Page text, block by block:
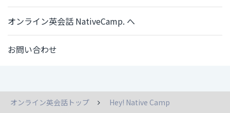
オンライン英会話 NativeCamp. へ
お問い合わせ
オンライン英会話トップ
Hey! Native Camp